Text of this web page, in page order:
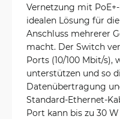
Vernetzung mit
idealen Lösung für
Anschluss mehrerer
macht. Der Switch
Ports (10/100 Mbit/s),
unterstützen und so
Datenübertragung
Standard-Ethernet-
Port kann bis zu 30